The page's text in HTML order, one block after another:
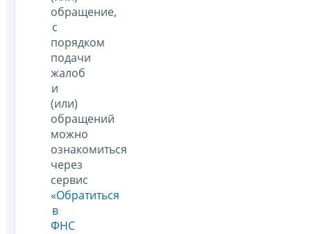
обращение,
с
порядком
подачи
жалоб
и
(или)
обращений
можно
ознакомиться
через
сервис
«Обратиться
в
ФНС